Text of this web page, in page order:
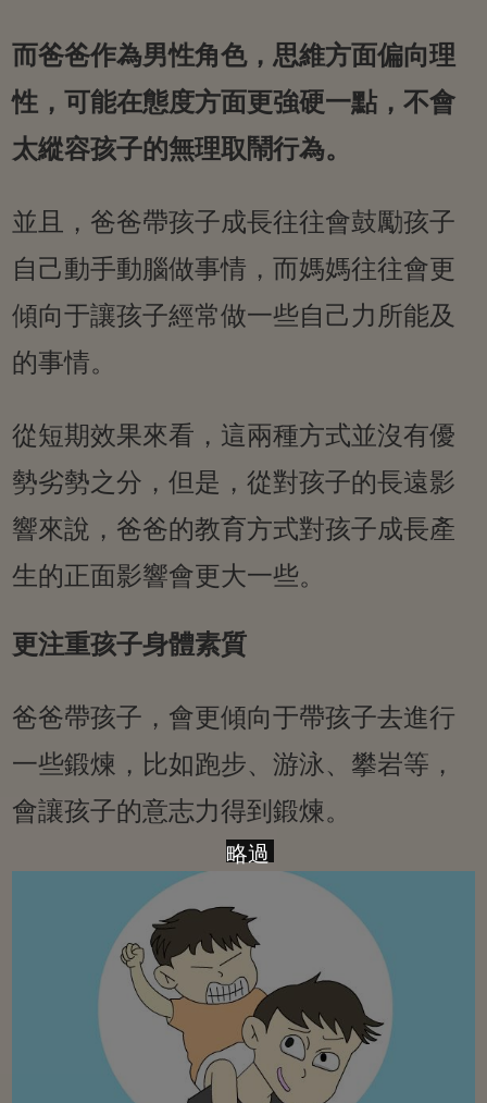
而爸爸作為男性角色，思維方面偏向理
性，可能在態度方面更強硬一點，不會
太縱容孩子的無理取鬧行為。
並且，爸爸帶孩子成長往往會鼓勵孩子
自己動手動腦做事情，而媽媽往往會更
傾向于讓孩子經常做一些自己力所能及
的事情。
從短期效果來看，這兩種方式並沒有優
勢劣勢之分，但是，從對孩子的長遠影
響來說，爸爸的教育方式對孩子成長產
生的正面影響會更大一些。
更注重孩子身體素質
爸爸帶孩子，會更傾向于帶孩子去進行
一些鍛煉，比如跑步、游泳、攀岩等，
會讓孩子的意志力得到鍛煉。
略過